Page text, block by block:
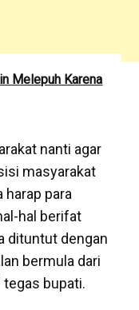
Melepuh Karena
nanti agar
masyarakat
harap para
hal berifat
dituntut dengan
bermula dari
tegas bupati.